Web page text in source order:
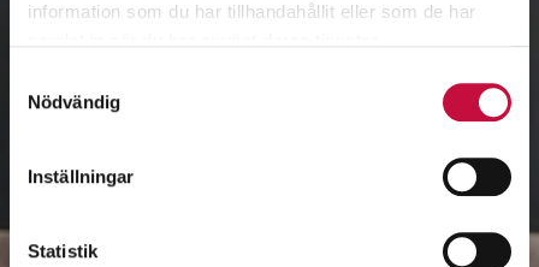
information som du har tillhandahållit eller som de har
Nödvändig
Inställningar
Statistik